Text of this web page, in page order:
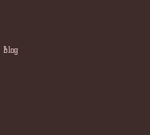
Blog